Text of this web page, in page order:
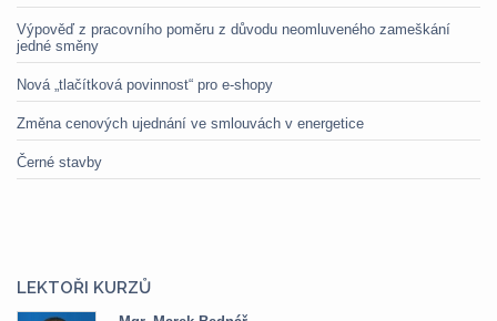
Výpověď z pracovního poměru z důvodu neomluveného zameškání
jedné směny
Nová „tlačítková povinnost“ pro e-shopy
Změna cenových ujednání ve smlouvách v energetice
Černé stavby
LEKTOŘI KURZŮ